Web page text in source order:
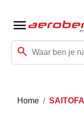
menu
search
Home